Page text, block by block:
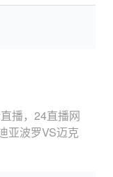
播，24直播网
亚波罗VS迈克